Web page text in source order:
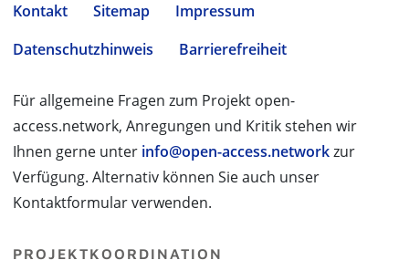
Kontakt Sitemap
Impressum
Datenschutzhinweis
Barrierefreiheit
Für allgemeine Fragen zum Projekt open-
access.network, Anregungen und Kritik stehen wir
Ihnen gerne unter info@open-access.networkzur
Verfügung. Alternativ können Sie auch unser
Kontaktformular verwenden.
PROJEKTKOORDINATION